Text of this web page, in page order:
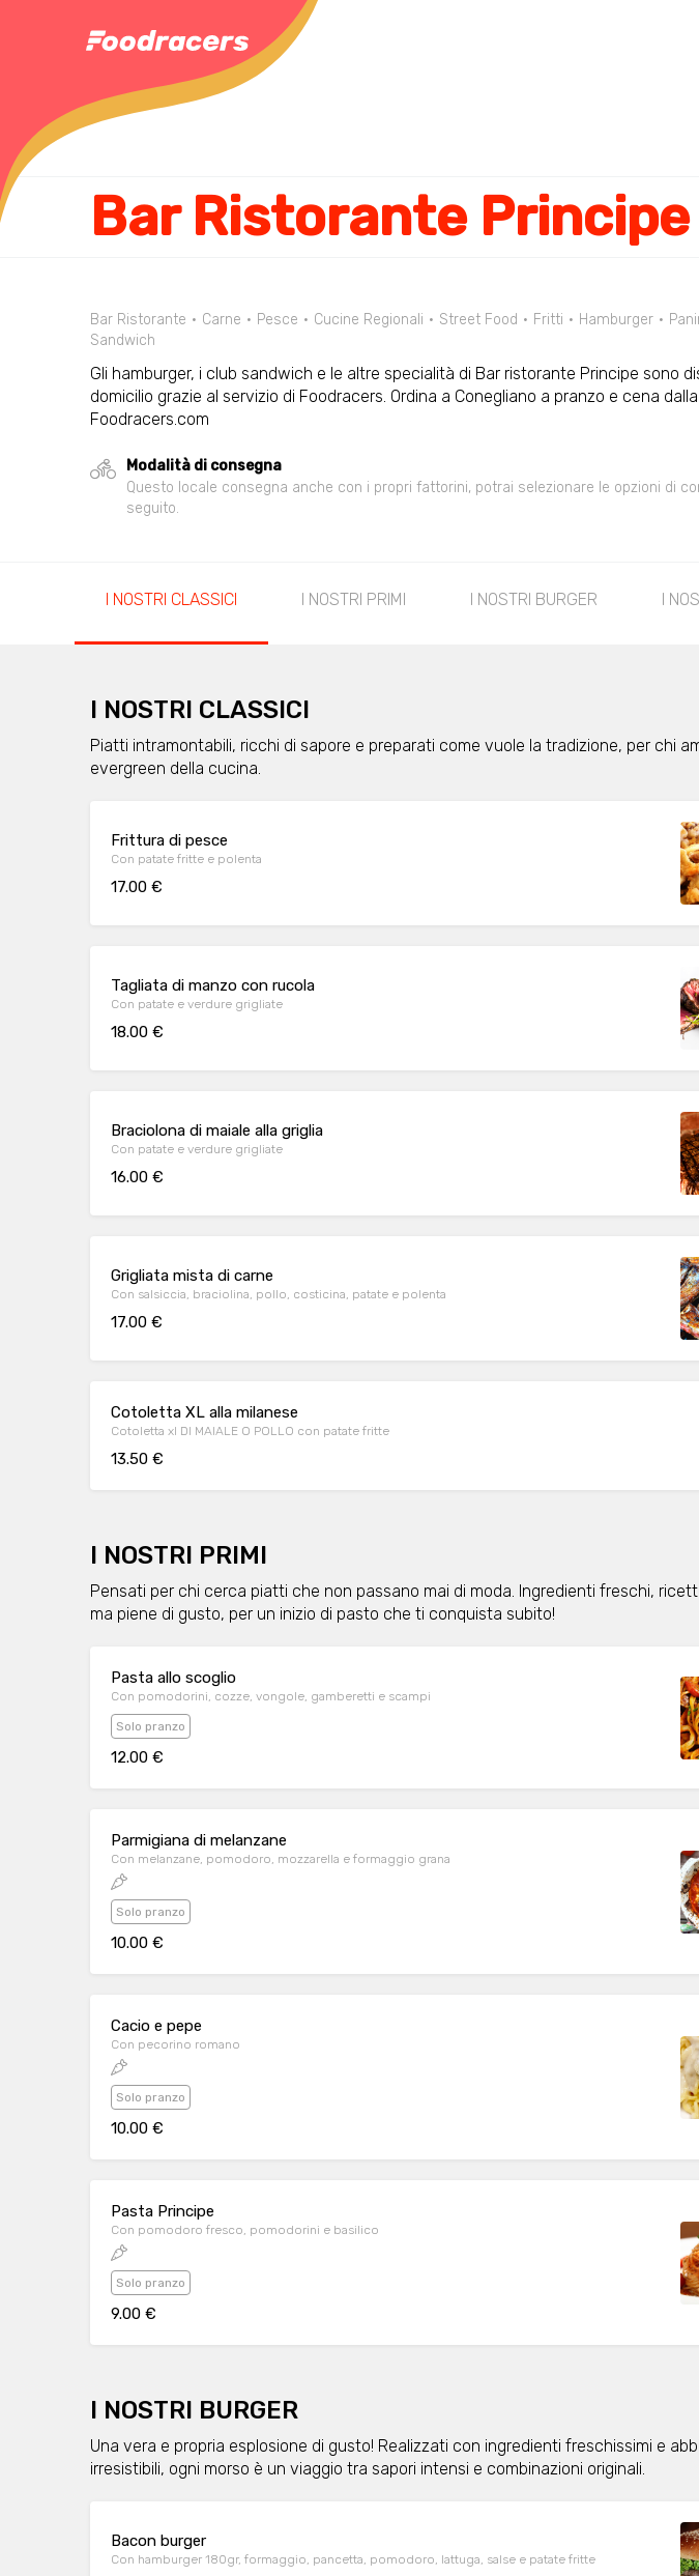
Bar Ristorante Principe
Bar Ristorante Carne Pesce Cucine Regionali Street Food Fritti Hamburger
Sandwich
Gli hamburger, i club sandwich e le altre specialità di Bar ristorante Principe sono
domicilio grazie al servizio di Foodracers. Ordina a Conegliano a pranzo e cena
Foodracers.com
Modalità di consegna
Questo locale consegna anche con i propri fattorini, potrai selezionare le opzioni di
seguito.
I NOSTRI CLASSICI I NOSTRI PRIMI I NOSTRI BURGER I
I NOSTRI CLASSICI
Piatti intramontabili, ricchi di sapore e preparati come vuole la tradizione, per chi
evergreen della cucina.
Frittura di pesce
Con patate fritte e polenta
17.00 €
Tagliata di manzo con rucola
Con patate e verdure grigliate
18.00 €
Braciolona di maiale alla griglia
Con patate e verdure grigliate
16.00 €
Grigliata mista di carne
Con salsiccia, braciolina, pollo, costicina, patate e polenta
17.00 €
Cotoletta XL alla milanese
Cotoletta xl DI MAIALE O POLLO con patate fritte
13.50 €
I NOSTRI PRIMI
Pensati per chi cerca piatti che non passano mai di moda. Ingredienti freschi,
ma piene di gusto, per un inizio di pasto che ti conquista subito!
Pasta allo scoglio
Con pomodorini, cozze, vongole, gamberetti e scampi
Solo pranzo
12.00 €
Parmigiana di melanzane
Con melanzane, pomodoro, mozzarella e formaggio grana
Solo pranzo
10.00 €
Cacio e pepe
Con pecorino romano
Solo pranzo
10.00 €
Pasta Principe
Con pomodoro fresco, pomodorini e basilico
Solo pranzo
9.00 €
I NOSTRI BURGER
Una vera e propria esplosione di gusto! Realizzati con ingredienti freschissimi e
irresistibili, ogni morso è un viaggio tra sapori intensi e combinazioni originali.
Bacon burger
Con hamburger 180gr, formaggio, pancetta, pomodoro, lattuga, salse e patate fritte